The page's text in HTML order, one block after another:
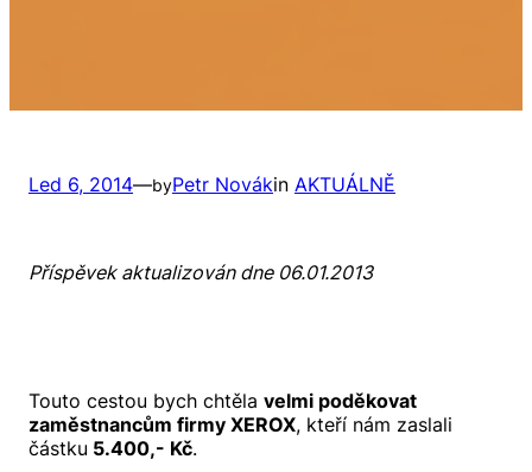
Led 6, 2014—byPetr Novákin AKTUÁLNĚ
Příspěvek aktualizován dne 06.01.2013
Touto cestou bych chtěla velmi poděkovat
zaměstnancům firmy XEROX, kteří nám zaslali
částku 5.400,- Kč.